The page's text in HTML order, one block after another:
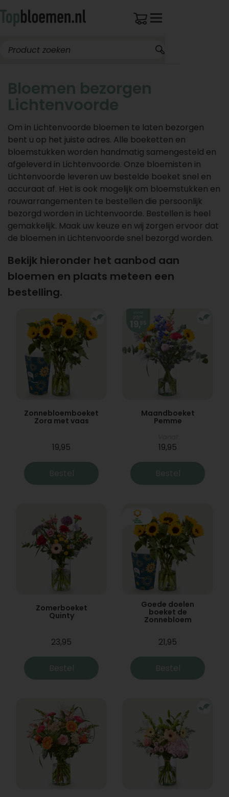
Bloemen bezorgen
Lichtenvoorde
Om in Lichtenvoorde bloemen te laten bezorgen
bent u op het juiste adres. Alle boeketten en
bloemstukken worden handmatig samengesteld en
afgeleverd in Lichtenvoorde. Onze bloemisten in
Lichtenvoorde leveren uw bestelde boeket snel en
accuraat af. Het is ook mogelijk om bloemstukken en
rouwarrangementen te bestellen die persoonlijk
bezorgd worden in Lichtenvoorde. Bestellen is heel
gemakkelijk. Maak uw keuze en wij zorgen ervoor dat
de bloemen in Lichtenvoorde snel bezorgd worden.
Bekijk hieronder het aanbod aan
bloemen en plaats meteen een
bestelling.
Zonnebloemboeket
Zora met vaas
19,95
Bestel
Maandboeket
Pemme
19,95
Bestel
Zomerboeket
Quinty
23,95
Bestel
Goede doelen
boeket de
Zonnebloem
21,95
Bestel